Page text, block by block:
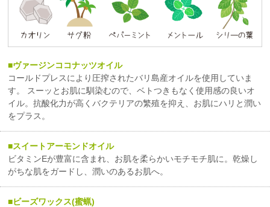
ヴァージンココナッツオイル
コールドプレスにより圧搾されたバリ島産オイルを使用していま
す。 スーッとお肌に馴染むので、ベトつきもなく使用感の良いオ
イル。抗酸化力が高くバクテリアの繁殖を抑え、お肌にハリと潤い
をプラス。
スイートアーモンドオイル
ビタミンEが豊富に含まれ、お肌を柔らかいモチモチ肌に。乾燥し
がちな肌をガードし、潤いのあるお肌へ。
ビーズワックス(蜜蝋)